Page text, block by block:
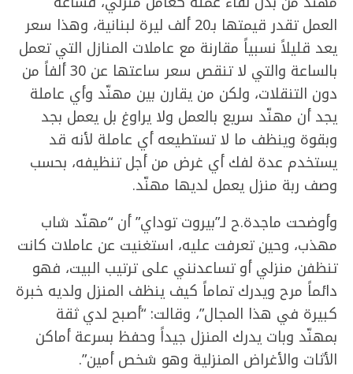
العمل تقدر قيمتها بـ20 ألف ليرة لبنانية، وهذا سعر
يعد قليلاً نسبياً مقارنة مع عاملات المنازل التي تعمل
بالساعة والتي لا تنقص سعر ساعتها عن 30 ألفاً من
دون التنقلات، ولكن من يقارن بين مهنّد وأي عاملة
يجد أن مهنّد سريع بالعمل ولا يراوغ بل يعمل بجد
وبقوة وينظف ما لا تستطيعه أي عاملة لأنه قد
يستخدم عدة لفك أي غرض من أجل تنظيفه، بحسب
وصف ربة منزل يعمل لديها مهنّد.
وأوضحت ماجدة.ح لـ”بيروت توداي” أن “مهنّد شاب
مهذب، وحين تعرفت عليه، استغنيت عن عاملات كانت
تنظفن منزلي أو تساعدنني على ترتيب البيت، فهو
دائماً مرح ويدرك تماماً كيف ينظف المنزل ولديه خبرة
كبيرة في هذا المجال”، وقالت: “أصبح لدي ثقة
بمهنّد وبات يدرك المنزل جيداً وحفظ بسرعة أماكن
الأثات والأغراض المنزلية وهو شخص أمين”.